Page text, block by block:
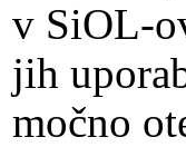
v SiOL-
jih
močno